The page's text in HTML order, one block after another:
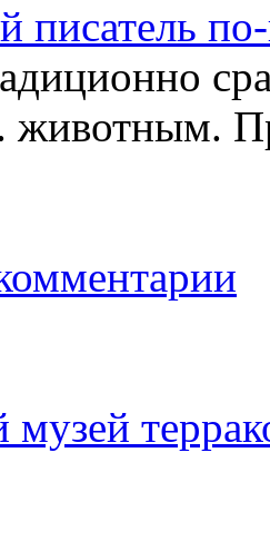
писатель
животным.
музей